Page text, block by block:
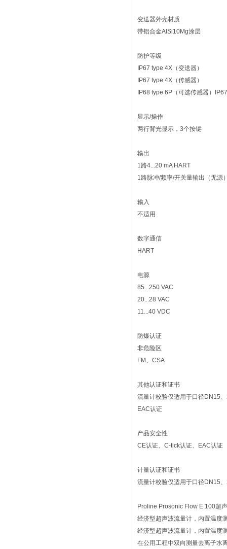
变送器外壳材质
带铝合金AlSi10Mg涂层
防护等级
IP67 type 4X（变送器）
IP67 type 4X（传感器）
IP68 type 6P（可选传感器）
显示/操作
两行背光显示，3个按键
输出
1路4...20 mA HART
1路脉冲/频率/开关量输出（无源
输入
不适用
数字通信
HART
电源
85...250 VAC
20...28 VAC
11...40 VDC
防爆认证
非危险区
FM、CSA
其他认证和证书
流量计校验仅适用于口径DN15
EAC认证
产品安全性
CE认证、C-tick认证、EAC认证
计量认证和证书
流量计校验仅适用于口径DN15
Proline Prosonic Flow E 100超
经济型超声波流量计，内置温度
经济型超声波流量计，内置温度
在公用工程中双向测量去离子水